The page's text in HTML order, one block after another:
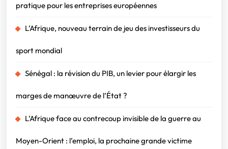
pratique pour les entreprises européennes
L’Afrique, nouveau terrain de jeu des investisseurs du
sport mondial
Sénégal : la révision du PIB, un levier pour élargir les
marges de manœuvre de l’État ?
L’Afrique face au contrecoup invisible de la guerre au
Moyen-Orient : l’emploi, la prochaine grande victime